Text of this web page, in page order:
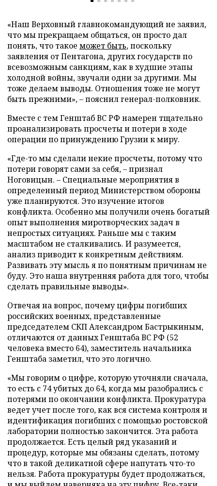
«Наш Верховный главнокомандующий не заявил,
что мы прекращаем общаться, он просто дал
понять, что такое может быть, поскольку
заявления от Пентагона, других государств по
всевозможным санкциям, как в худшие этапы
холодной войны, звучали одни за другими. Мы
тоже делаем выводы. Отношения тоже не могут
быть прежними», – пояснил генерал-полковник.
Вместе с тем Генштаб ВС РФ намерен тщательно
проанализировать просчеты и потери в ходе
операции по принуждению Грузии к миру.
«Где-то мы сделали некие просчеты, потому что
потери говорят сами за себя, – признал
Ноговицын. – Специальные мероприятия в
определенный период Министерством обороны
уже планируются. Это изучение итогов
конфликта. Особенно мы получили очень богатый
опыт выполнения миротворческих задач в
непростых ситуациях. Раньше мы с таким
масштабом не сталкивались. И разумеется,
анализ приводит к конкретным действиям.
Развивать эту мысль я по понятным причинам не
буду. Это наша внутренняя работа для того, чтобы
сделать правильные выводы».
Отвечая на вопрос, почему цифры погибших
российских военных, представленные
председателем СКП Александром Бастрыкиным,
отличаются от данных Генштаба ВС РФ (52
человека вместо 64), заместитель начальника
Генштаба заметил, что это логично.
«Мы говорим о цифре, которую уточняли сначала,
то есть с 74 убитых до 64, когда мы разобрались с
потерями по окончании конфликта. Прокуратура
ведет учет после того, как вся система контроля и
идентификация погибших с помощью ростовской
лаборатории полностью закончится. Эта работа
продолжается. Есть целый ряд указаний и
процедур, которые мы обязаны сделать, потому
что в такой деликатной сфере напутать что-то
нельзя. Работа прокуратуры будет продолжаться,